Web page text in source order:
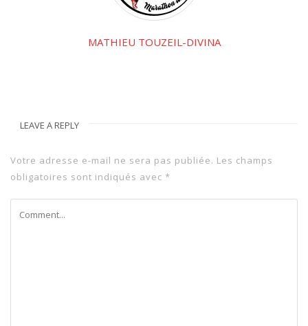
MATHIEU TOUZEIL-DIVINA
LEAVE A REPLY
Votre adresse e-mail ne sera pas publiée. Les champs
obligatoires sont indiqués avec *